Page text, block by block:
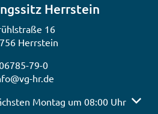
Herrstein
16
Herrstein
79-0
hr.de
oder Schließzeiten
Montag um 08:00 Uhr